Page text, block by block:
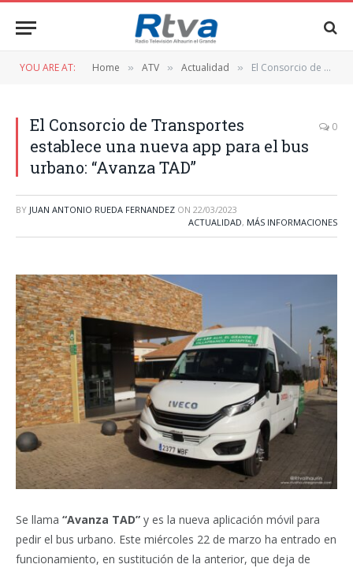
YOU ARE AT: Home » ATV » Actualidad » El Consorcio de Transportes establece una nueva app para el bus urbano: “Avanza TAD”
El Consorcio de Transportes
establece una nueva app para el bus
urbano: “Avanza TAD”
0
BY JUAN ANTONIO RUEDA FERNANDEZ ON 22/03/2023
ACTUALIDAD, MÁS INFORMACIONES
Se llama “Avanza TAD” y es la nueva aplicación móvil para
pedir el bus urbano. Este miércoles 22 de marzo ha entrado en
funcionamiento, en sustitución de la anterior, que deja de